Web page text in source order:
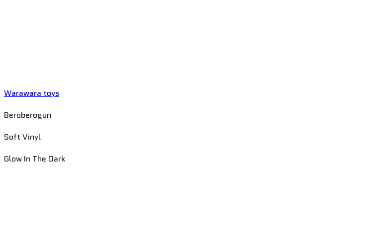
Warawara toys
Beroberogun
Soft Vinyl
Glow In The Dark